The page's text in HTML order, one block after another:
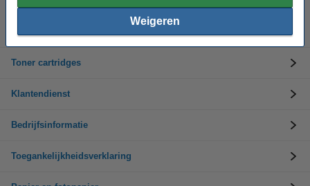
Weigeren
Inktpatronen
Toner cartridges
Klantendienst
Bedrijfsinformatie
Toegankelijkheidsverklaring